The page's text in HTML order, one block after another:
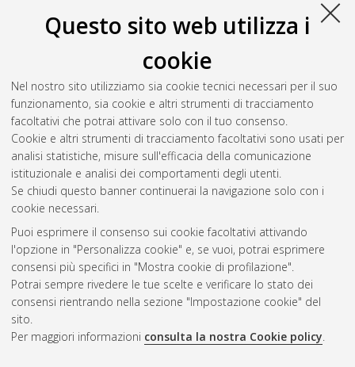
Questo sito web utilizza i
cookie
Nel nostro sito utilizziamo sia cookie tecnici necessari per il suo
funzionamento, sia cookie e altri strumenti di tracciamento
facoltativi che potrai attivare solo con il tuo consenso.
Cookie e altri strumenti di tracciamento facoltativi sono usati per
analisi statistiche, misure sull'efficacia della comunicazione
istituzionale e analisi dei comportamenti degli utenti.
Se chiudi questo banner continuerai la navigazione solo con i
cookie necessari.
Puoi esprimere il consenso sui cookie facoltativi attivando
l'opzione in "Personalizza cookie" e, se vuoi, potrai esprimere
consensi più specifici in "Mostra cookie di profilazione".
Potrai sempre rivedere le tue scelte e verificare lo stato dei
consensi rientrando nella sezione "Impostazione cookie" del
sito.
Per maggiori informazioni consulta la nostra Cookie policy.
Tontini, Luca(2024) Impatto dell'uso dell'Edmonton Symptom
Assessment System all'interno di un ambulatorio integrato di
radioterapia e cure palliative sull'ottimizzazione della qualita di
, [Dissertation thesis], Alma Mater Studiorum Università di
Bologna. Dottorato di ricerca inOncologia, ematologia e
patologia, 36 Ciclo.
Questa lista e' stata generata il Wed Aug 5 20:45:32 2026
Atom
Rss 1.0
Rss 2.0
ISSN: 2038-7946